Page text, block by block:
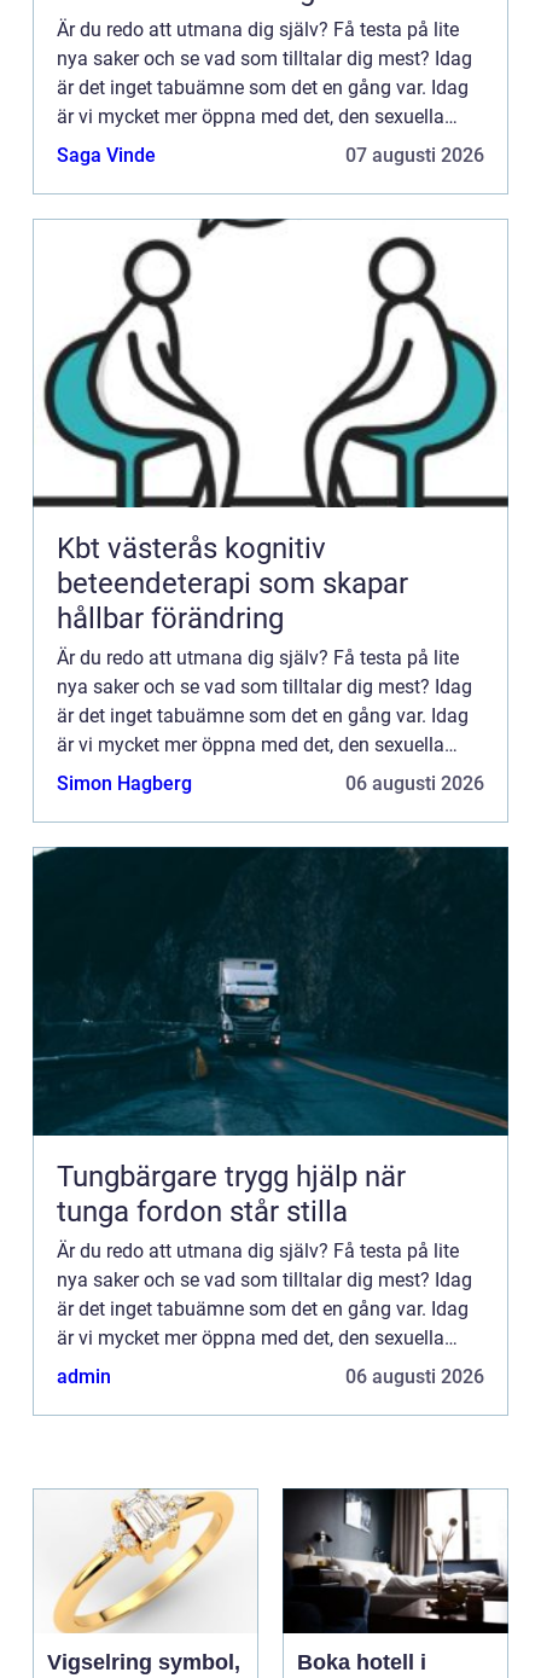
Är du redo att utmana dig själv? Få testa på lite
nya saker och se vad som tilltalar dig mest? Idag
är det inget tabuämne som det en gång var. Idag
är vi mycket mer öppna med det, den sexuella
njutningen och orgasmtips för kvinnan. Idag finns
Saga Vinde 07 augusti 2026
Kbt västerås kognitiv
beteendeterapi som skapar
hållbar förändring
Är du redo att utmana dig själv? Få testa på lite
nya saker och se vad som tilltalar dig mest? Idag
är det inget tabuämne som det en gång var. Idag
är vi mycket mer öppna med det, den sexuella
njutningen och orgasmtips för kvinnan. Idag finns
Simon Hagberg 06 augusti 2026
Tungbärgare trygg hjälp när
tunga fordon står stilla
Är du redo att utmana dig själv? Få testa på lite
nya saker och se vad som tilltalar dig mest? Idag
är det inget tabuämne som det en gång var. Idag
är vi mycket mer öppna med det, den sexuella
njutningen och orgasmtips för kvinnan. Idag finns
admin 06 augusti 2026
Vigselring symbol,
Boka hotell i